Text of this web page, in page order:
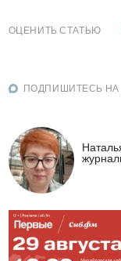
ОЦЕНИТЬ СТАТЬЮ
ПОДПИШИТЕСЬ НА